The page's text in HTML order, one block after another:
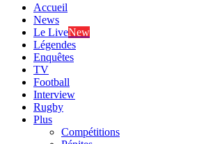
Accueil
News
Le LiveNew
Légendes
Enquêtes
TV
Football
Interview
Rugby
Plus
Compétitions